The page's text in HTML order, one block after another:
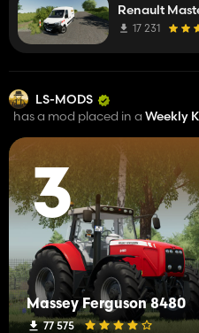
Renault
17 231
LS-MODS
has a mod placed in a Weekly
3
Massey Ferguson 8480
77 575